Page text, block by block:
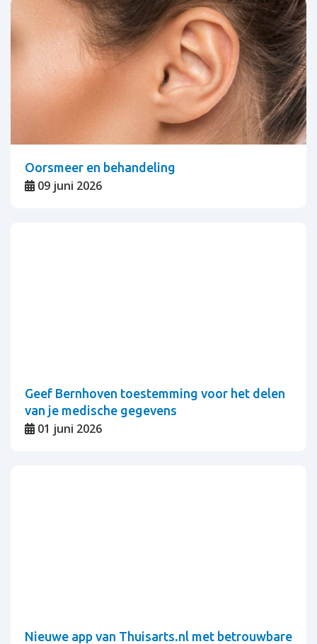
Oorsmeer en behandeling
09 juni 2026
Geef Bernhoven toestemming voor het delen
van je medische gegevens
01 juni 2026
Nieuwe app van Thuisarts.nl met betrouwbare